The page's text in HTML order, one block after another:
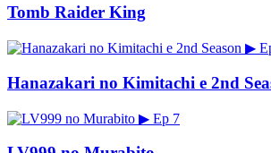
Tomb Raider King
▶
Hanazakari no Kimitachi e 2nd
▶ Ep 7